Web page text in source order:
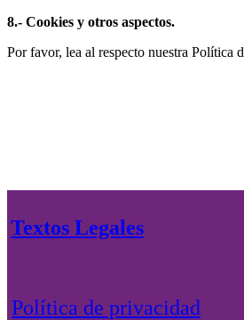
8.- Cookies y otros aspectos.
Por favor, lea al respecto nuestra Política
Textos Legales
Política de privacidad